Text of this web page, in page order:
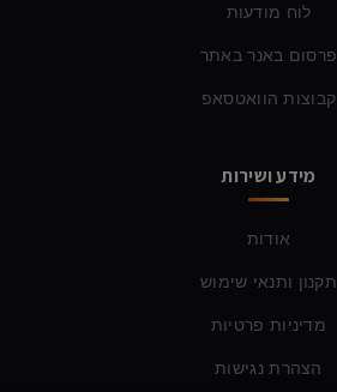
לוח מודעות
פרסום באנר באתר
קבוצות הוואטסאפ
מידע ושירות
אודות
תקנון ותנאי שימוש
מדיניות פרטיות
הצהרת נגישות